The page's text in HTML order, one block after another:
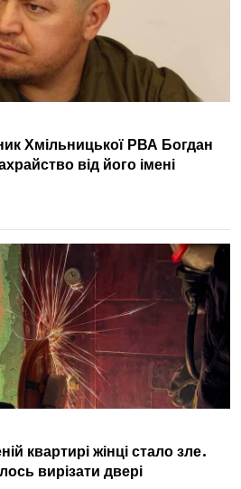
Хмільницької РВА Богдан
від його імені
квартирі жінці стало зле.
вирізати двері